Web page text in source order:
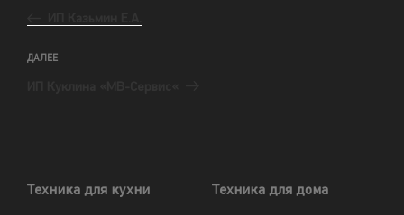
ДАЛЕЕ
Техника для кухни Техника для дома